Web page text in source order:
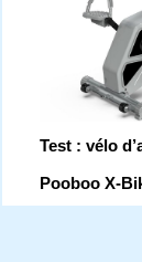
Test : vélo
Pooboo X-